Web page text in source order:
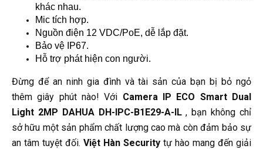
khác nhau.
Mic tích hợp.
Nguồn điện 12 VDC/PoE, dễ lắp đặt.
Bảo vệ IP67.
Hỗ trợ phát hiện con người.
Đừng để an ninh gia đình và tài sản của bạn bị bỏ ngỏ
thêm giây phút nào! Với Camera IP ECO Smart Dual
Light 2MP DAHUA DH-IPC-B1E29-A-IL, bạn không chỉ
sở hữu một sản phẩm chất lượng cao mà còn đảm bảo sự
an tâm tuyệt đối. Việt Hàn Security tự hào mang đến giải